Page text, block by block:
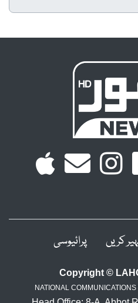
کریں پرائیوسی
Copyright ©
NATIONAL